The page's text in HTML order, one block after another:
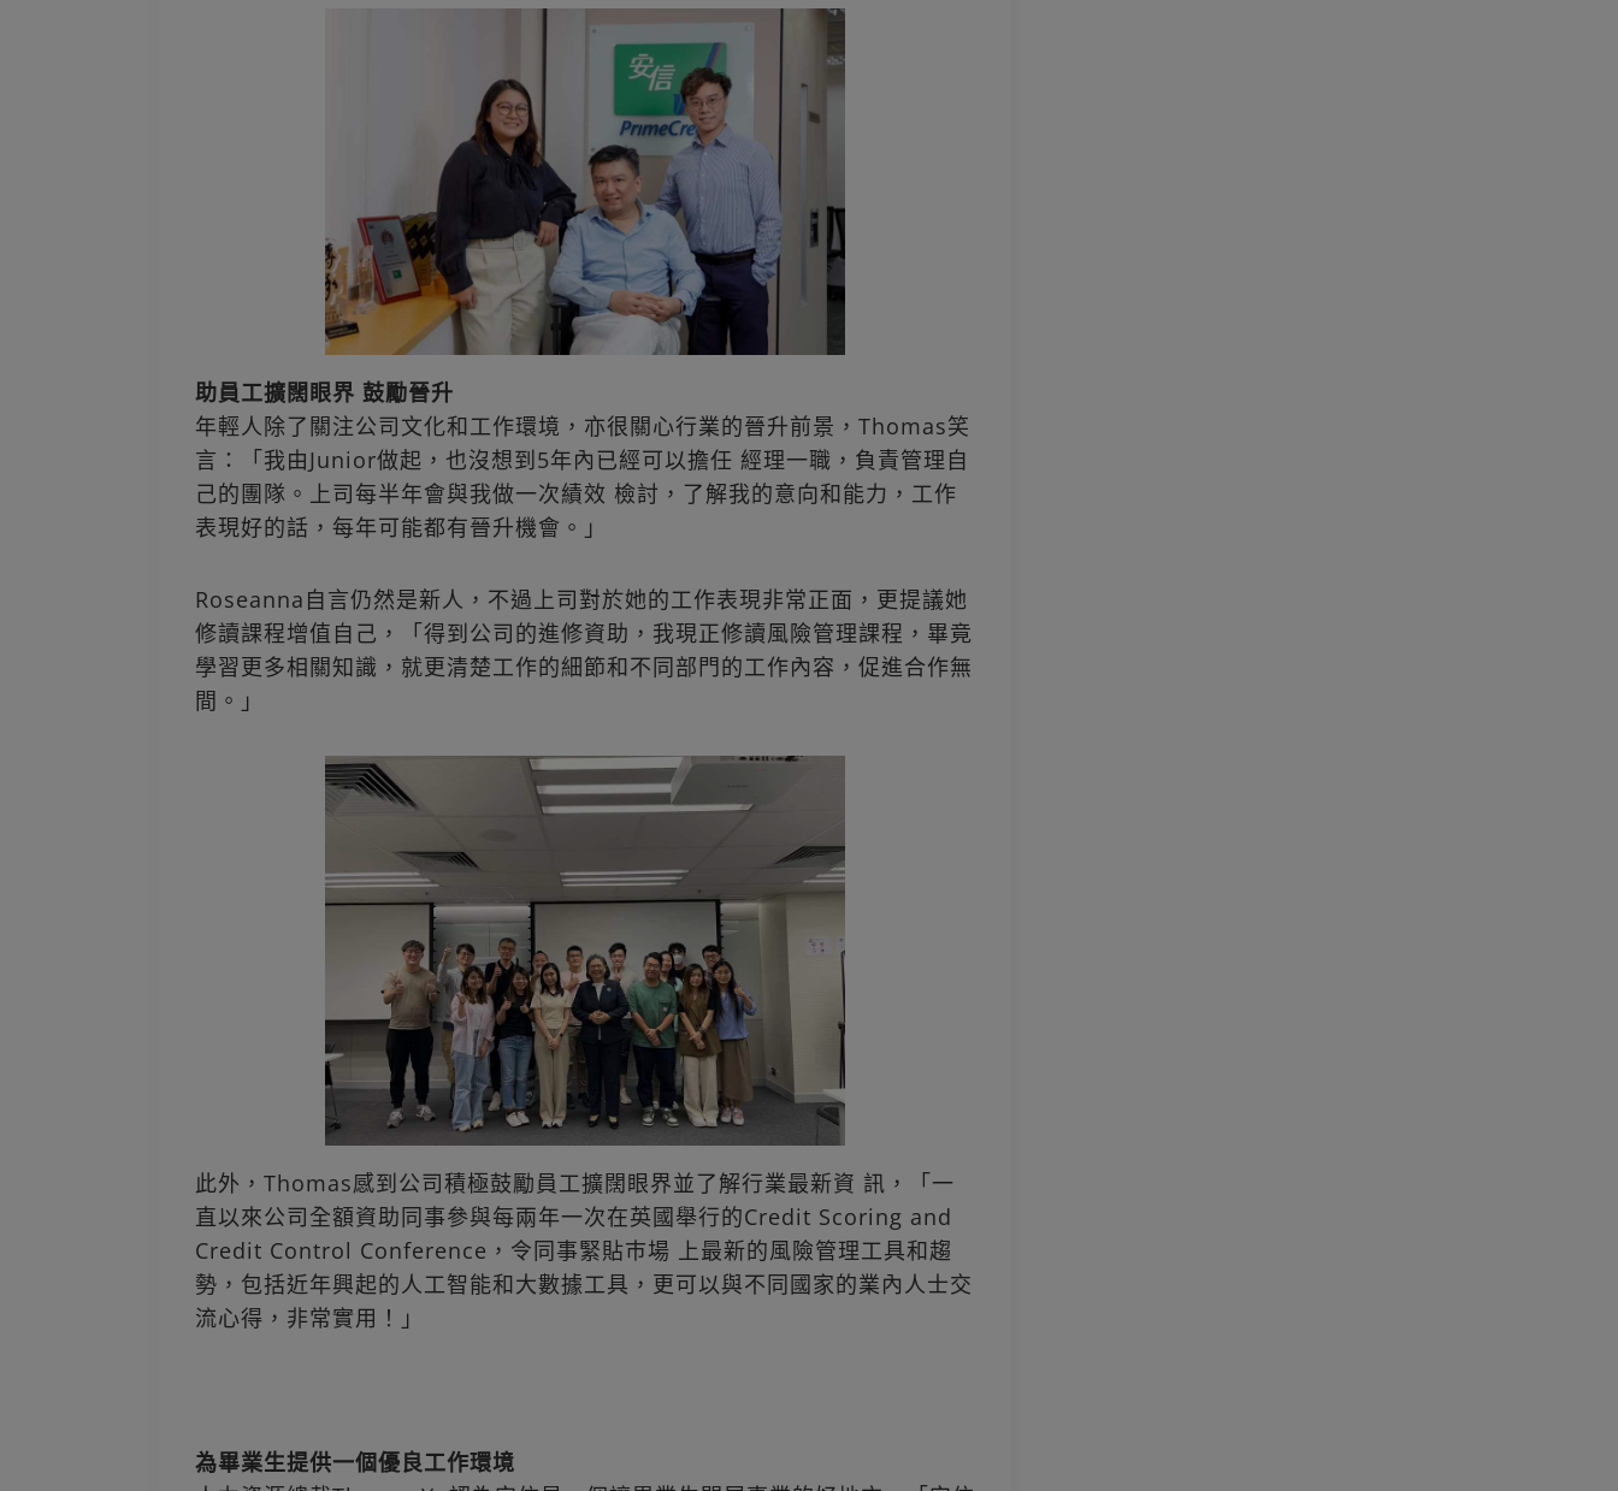
助員工擴闊眼界 鼓勵晉升
年輕人除了關注公司文化和工作環境，亦很關心行業的晉升前景，Thomas笑
言：「我由Junior做起，也沒想到5年內已經可以擔任 經理一職，負責管理自
己的團隊。上司每半年會與我做一次績效 檢討，了解我的意向和能力，工作
表現好的話，每年可能都有晉升機會。」
Roseanna自言仍然是新人，不過上司對於她的工作表現非常正面，更提議她
修讀課程增值自己，「得到公司的進修資助，我現正修讀風險管理課程，畢竟
學習更多相關知識，就更清楚工作的細節和不同部門的工作內容，促進合作無
間。」
此外，Thomas感到公司積極鼓勵員工擴闊眼界並了解行業最新資 訊，「一
直以來公司全額資助同事參與每兩年一次在英國舉行的Credit Scoring and
Credit Control Conference，令同事緊貼巿場 上最新的風險管理工具和趨
勢，包括近年興起的人工智能和大數據工具，更可以與不同國家的業內人士交
流心得，非常實用！」
為畢業生提供一個優良工作環境